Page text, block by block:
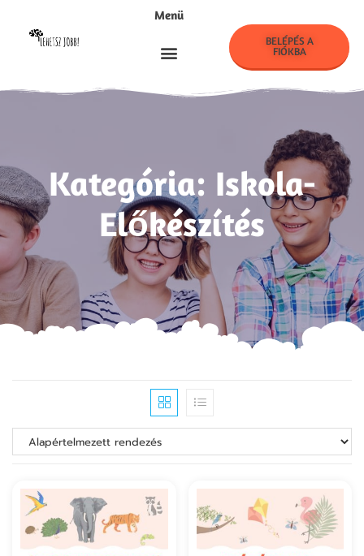
Menü
BELÉPÉS A
FIÓKBA
Kategória: Iskola-
Előkészítés